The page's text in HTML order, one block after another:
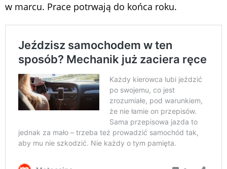
w marcu. Prace potrwają do końca roku.